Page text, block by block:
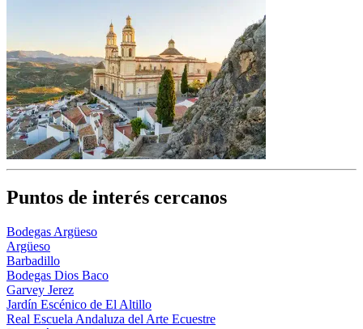
Puntos de interés cercanos
Bodegas Argüeso
Argüeso
Barbadillo
Bodegas Dios Baco
Garvey Jerez
Jardín Escénico de El Altillo
Real Escuela Andaluza del Arte Ecuestre